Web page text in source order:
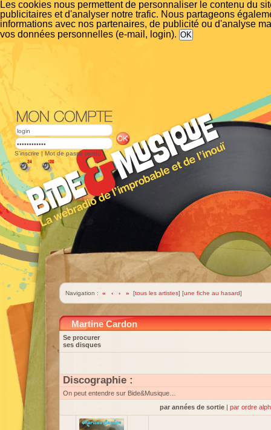
Les cookies nous permettent de personnaliser le contenu du
publicitaires et d'analyser notre trafic. Nous partageons
informations avec nos partenaires, de publicité ou d'analyse
vos données personnelles (e-mail, login).
S'inscrire | Mot de passe perdu
Navigation : « ‹ › » [tous les artistes] [une fiche au hasard]
Martine Cardon
Se procurer
ses disques
Discographie :
On peut entendre sur Bide&Musique…
par années de sortie | par ordre